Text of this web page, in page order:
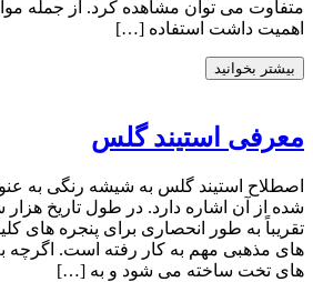
متفاوت می توان مشاهده کرد. از جمله
اهمیت داشت استفاده […]
بیشتر بخوانید
معرفی استیند گلس
اصطلاح استیند گلس به شیشه رنگی به
شده از آن اشاره دارد. در طول تاریخ هزار
تقریباً به طور انحصاری برای پنجره های
های مذهبی مهم به کار رفته است. اگرچه
های تخت ساخته می شود و به […]